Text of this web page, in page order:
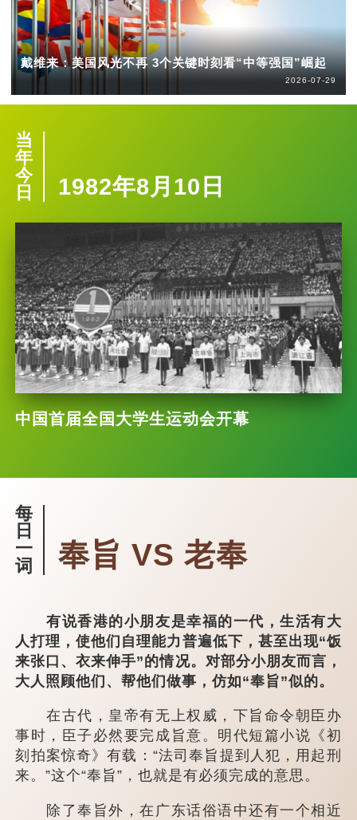
戴维来：美国风光不再 3个关键时刻看“中等强国”崛起
2026-07-29
当
年
今
日
1982年8月10日
中国首届全国大学生运动会开幕
每
日
一
词
奉旨 VS 老奉
有说香港的小朋友是幸福的一代，生活有大
人打理，使他们自理能力普遍低下，甚至出现“饭
来张口、衣来伸手”的情况。对部分小朋友而言，
大人照顾他们、帮他们做事，仿如“奉旨”似的。
在古代，皇帝有无上权威，下旨命令朝臣办
事时，臣子必然要完成旨意。明代短篇小说《初
刻拍案惊奇》有载：“法司奉旨提到人犯，用起刑
来。”这个“奉旨”，也就是有必须完成的意思。
除了奉旨外，在广东话俗语中还有一个相近